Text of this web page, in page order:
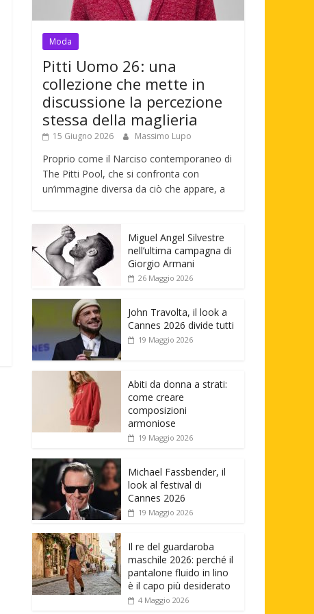
Moda
Pitti Uomo 26: una
collezione che mette in
discussione la percezione
stessa della maglieria
15 Giugno 2026 Massimo Lupo
Proprio come il Narciso contemporaneo di
The Pitti Pool, che si confronta con
un’immagine diversa da ciò che appare, a
Miguel Angel Silvestre
nell’ultima campagna di
Giorgio Armani
26 Maggio 2026
John Travolta, il look a
Cannes 2026 divide tutti
19 Maggio 2026
Abiti da donna a strati:
come creare
composizioni
armoniose
19 Maggio 2026
Michael Fassbender, il
look al festival di
Cannes 2026
19 Maggio 2026
Il re del guardaroba
maschile 2026: perché il
pantalone fluido in lino
è il capo più desiderato
4 Maggio 2026